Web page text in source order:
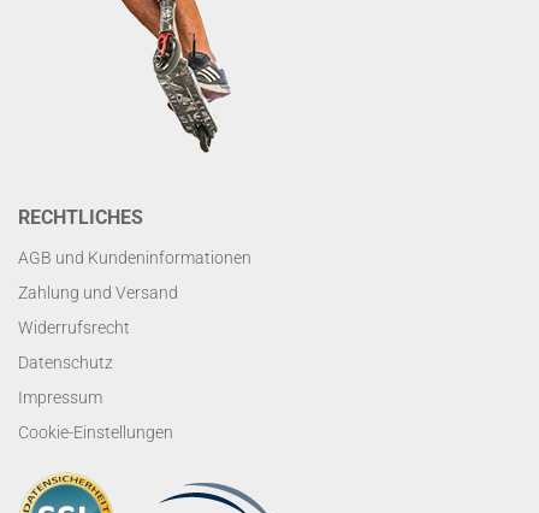
RECHTLICHES
AGB und Kundeninformationen
Zahlung und Versand
Widerrufsrecht
Datenschutz
Impressum
Cookie-Einstellungen